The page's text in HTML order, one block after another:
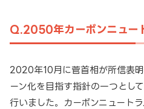
Q.2050年カーボンニュー
2020年10月に菅首相が所信表
ーン化を目指す指針の一つとし
行いました。カーボンニュート